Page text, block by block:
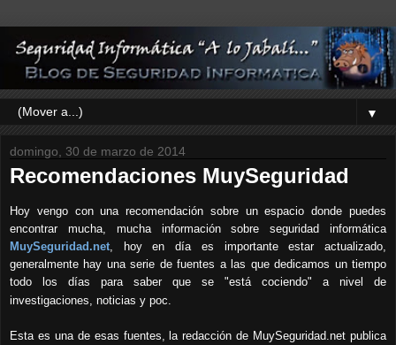
▼
domingo, 30 de marzo de 2014
Recomendaciones MuySeguridad
Hoy vengo con una recomendación sobre un espacio donde puedes
encontrar mucha, mucha información sobre seguridad informática
MuySeguridad.net, hoy en día es importante estar actualizado,
generalmente hay una serie de fuentes a las que dedicamos un tiempo
todo los días para saber que se "está cociendo" a nivel de
investigaciones, noticias y poc.
Esta es una de esas fuentes, la redacción de MuySeguridad.net publica